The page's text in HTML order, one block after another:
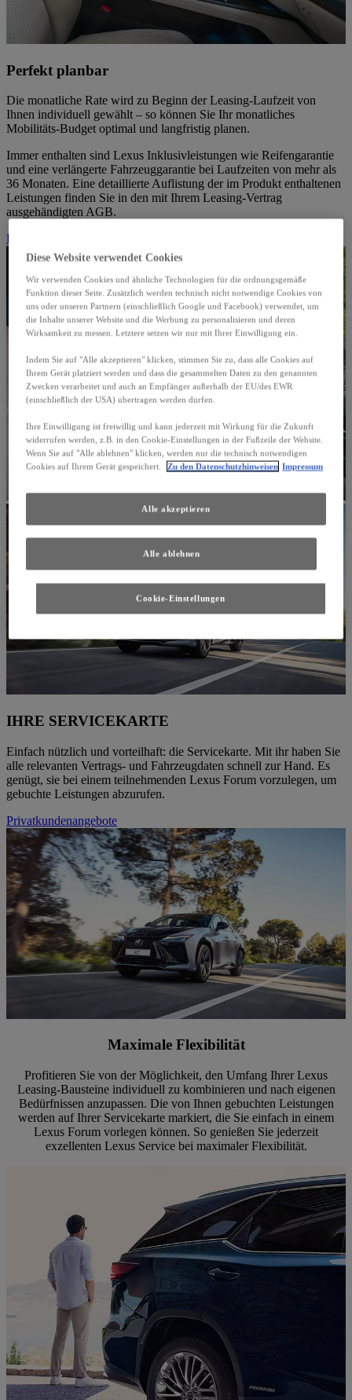
Perfekt planbar
Die monatliche Rate wird zu Beginn der Leasing-Laufzeit von
Ihnen individuell gewählt – so können Sie Ihr monatliches
Mobilitäts-Budget optimal und langfristig planen.
Immer enthalten sind Lexus Inklusivleistungen wie Reifengarantie
und eine verlängerte Fahrzeuggarantie bei Laufzeiten von mehr als
36 Monaten. Eine detaillierte Auflistung der im Produkt enthaltenen
Leistungen finden Sie in den mit Ihrem Leasing-Vertrag
ausgehändigten AGB.
Privatkundenangebote
IHRE SERVICEKARTE
Einfach nützlich und vorteilhaft: die Servicekarte. Mit ihr haben Sie
alle relevanten Vertrags- und Fahrzeugdaten schnell zur Hand. Es
genügt, sie bei einem teilnehmenden Lexus Forum vorzulegen, um
gebuchte Leistungen abzurufen.
Privatkundenangebote
Maximale Flexibilität
Profitieren Sie von der Möglichkeit, den Umfang Ihrer Lexus
Leasing-Bausteine individuell zu kombinieren und nach eigenen
Bedürfnissen anzupassen. Die von Ihnen gebuchten Leistungen
werden auf Ihrer Servicekarte markiert, die Sie einfach in einem
Lexus Forum vorlegen können. So genießen Sie jederzeit
exzellenten Lexus Service bei maximaler Flexibilität.
Diese Website verwendet Cookies
Wir verwenden Cookies und ähnliche Technologien für die ordnungsgemäße
Funktion dieser Seite. Zusätzlich werden technisch nicht notwendige Cookies von
uns oder unseren Partnern (einschließlich Google und Facebook) verwendet, um
die Inhalte unserer Website und die Werbung zu personalisieren und deren
Wirksamkeit zu messen. Letztere setzen wir nur mit Ihrer Einwilligung ein.
Indem Sie auf "Alle akzeptieren" klicken, stimmen Sie zu, dass alle Cookies auf
Ihrem Gerät platziert werden und dass die gesammelten Daten zu den genannten
Zwecken verarbeitet und auch an Empfänger außerhalb der EU/des EWR
(einschließlich der USA) übertragen werden dürfen.
Ihre Einwilligung ist freiwillig und kann jederzeit mit Wirkung für die Zukunft
widerrufen werden, z.B. in den Cookie-Einstellungen in der Fußzeile der Website.
Wenn Sie auf "Alle ablehnen" klicken, werden nur die technisch notwendigen
Cookies auf Ihrem Gerät gespeichert.
Zu den Datenschutzhinweisen Impressum
Cookie-Einstellungen
Alle ablehnen
Alle akzeptieren